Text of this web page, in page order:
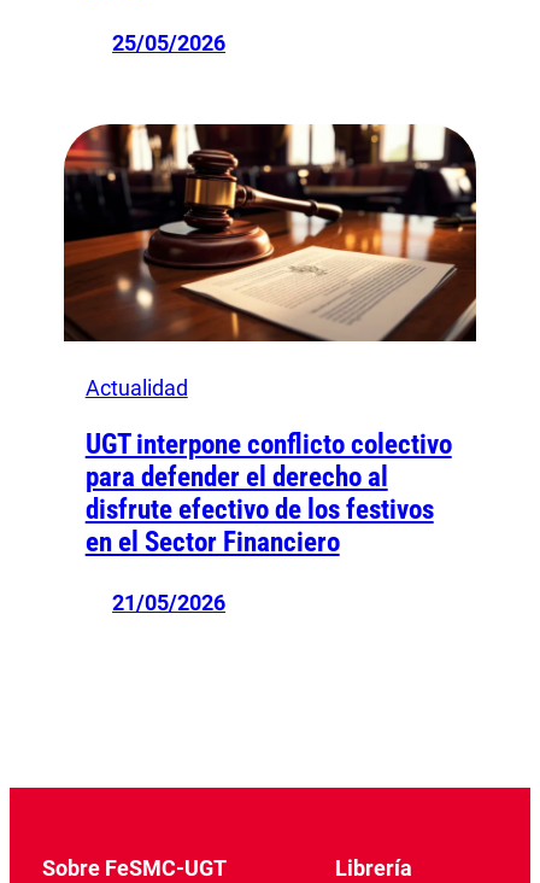
25/05/2026
Actualidad
UGT interpone conflicto colectivo
para defender el derecho al
disfrute efectivo de los festivos
en el Sector Financiero
21/05/2026
Sobre FeSMC-UGT Librería